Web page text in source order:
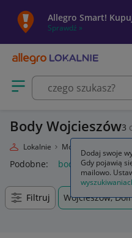
Allegro Smart!
Sprawdź »
Otwórz menu z kategoriami
Body Wojcieszów3
Lokalnie Moda
Podobne: body body
Filtruj Wojcieszów,
Dodaj swoje
Gdy pojawią
mailowo.